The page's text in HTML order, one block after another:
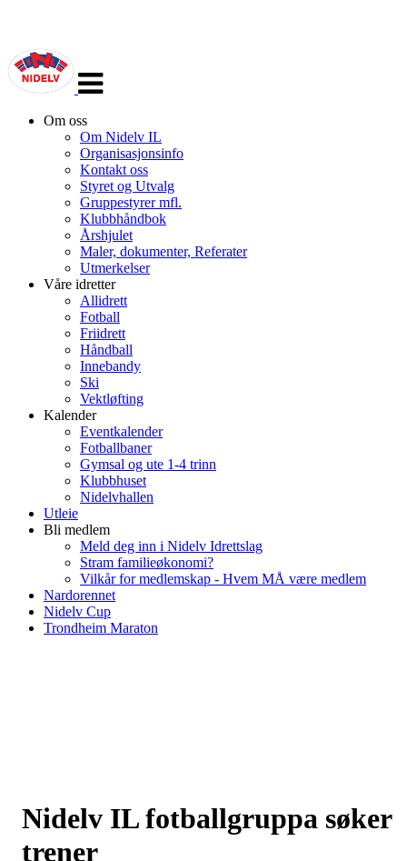
navigasjon
Om oss
Om Nidelv IL
Organisasjonsinfo
Kontakt oss
Styret og Utvalg
Gruppestyrer mfl.
Klubbhåndbok
Årshjulet
Maler, dokumenter, Referater
Utmerkelser
Våre idretter
Allidrett
Fotball
Friidrett
Håndball
Innebandy
Ski
Vektløfting
Kalender
Eventkalender
Fotballbaner
Gymsal og ute 1-4 trinn
Klubbhuset
Nidelvhallen
Utleie
Bli medlem
Meld deg inn i Nidelv Idrettslag
Stram familieøkonomi?
Vilkår for medlemskap - Hvem MÅ være medlem
Nardorennet
Nidelv Cup
Trondheim Maraton
Nidelv IL fotballgruppa søker
trener